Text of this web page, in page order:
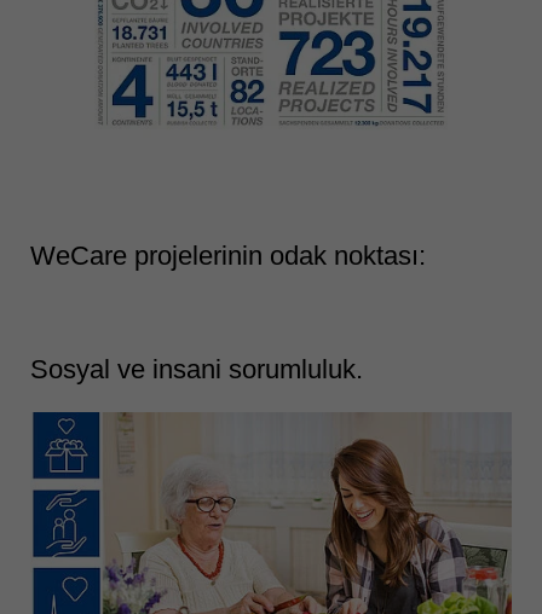
WeCare projelerinin odak noktası:
Sosyal ve insani sorumluluk.